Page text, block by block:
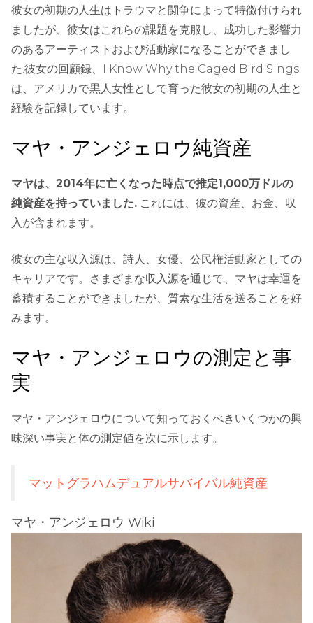
彼女の初期の人生はトラウマと闘争によって特徴付けられ
ましたが、彼女はこれらの課題を克服し、成功した影響力
のあるアーティストおよび活動家になることができまし
た.彼女の回顧録、I Know Why the Caged Bird Sings
は、アメリカで黒人女性として育った彼女の初期の人生と
経験を記録しています。
マヤ・アンジェロウ純資産
マヤは、2014年に亡くなった時点で推定1,000万ドルの
純資産を持っていました. これには、彼の資産、お金、収
入が含まれます。
彼女の主な収入源は、詩人、女優、公民権活動家としての
キャリアです。さまざまな収入源を通じて、マヤは幸運を
蓄積することができましたが、質素な生活を送ることを好
みます。
マヤ・アンジェロウの測定と事
実
マヤ・アンジェロウについて知っておくべきいくつかの興
味深い事実と体の測定値を次に示します。
マットグラハムデュアルサバイバル純資産
マヤ・アンジェロウ Wiki